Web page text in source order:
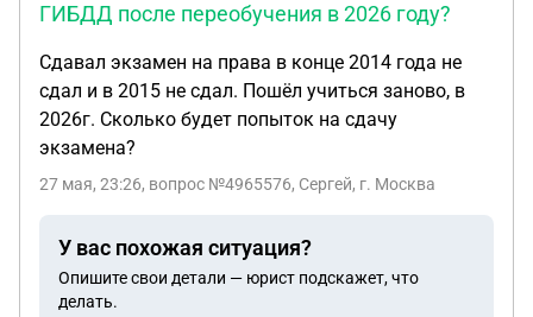
ГИБДД после переобучения в 2026 году?
Сдавал экзамен на права в конце 2014 года не
сдал и в 2015 не сдал. Пошёл учиться заново, в
2026г. Сколько будет попыток на сдачу
экзамена?
27 мая, 23:26, вопрос №4965576, Сергей, г. Москва
У вас похожая ситуация?
Опишите свои детали — юрист подскажет, что
делать.